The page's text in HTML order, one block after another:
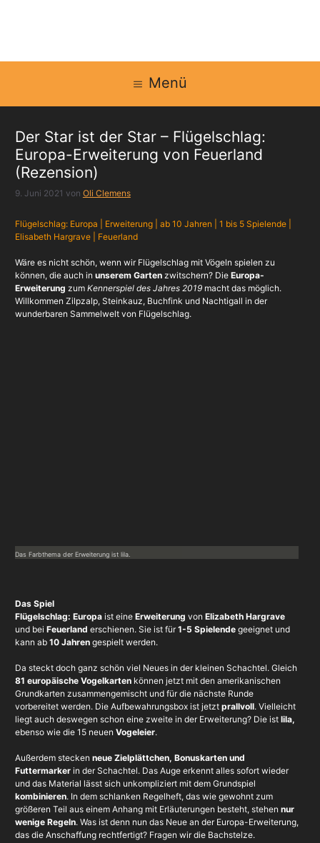
Menü
Der Star ist der Star – Flügelschlag:
Europa-Erweiterung von Feuerland
(Rezension)
9. Juni 2021 von Oli Clemens
Flügelschlag: Europa | Erweiterung | ab 10 Jahren | 1 bis 5 Spielende |
Elisabeth Hargrave | Feuerland
Wäre es nicht schön, wenn wir Flügelschlag mit Vögeln spielen zu
können, die auch in unserem Gartenzwitschern? Die Europa-
Erweiterung zum Kennerspiel des Jahres 2019macht das möglich.
Willkommen Zilpzalp, Steinkauz, Buchfink und Nachtigall in der
wunderbaren Sammelwelt von Flügelschlag.
Das Farbthema der Erweiterung ist lila.
Das Spiel
Flügelschlag: Europa ist eine Erweiterung von Elizabeth Hargrave
und bei Feuerland erschienen. Sie ist für1-5 Spielendegeeignet und
kann ab 10 Jahrengespielt werden.
Da steckt doch ganz schön viel Neues in der kleinen Schachtel. Gleich
81 europäische Vogelkartenkönnen jetzt mit den amerikanischen
Grundkarten zusammengemischt und für die nächste Runde
vorbereitet werden. Die Aufbewahrungsbox ist jetzt prallvoll. Vielleicht
liegt auch deswegen schon eine zweite in der Erweiterung? Die ist lila,
ebenso wie die 15 neuen Vogeleier.
Außerdem stecken neue Zielplättchen, Bonuskarten und
Futtermarkerin der Schachtel. Das Auge erkennt alles sofort wieder
und das Material lässt sich unkompliziert mit dem Grundspiel
kombinieren. In dem schlanken Regelheft, das wie gewohnt zum
größeren Teil aus einem Anhang mit Erläuterungen besteht, stehen nur
wenige Regeln. Was ist denn nun das Neue an der Europa-Erweiterung,
das die Anschaffung rechtfertigt? Fragen wir die Bachstelze.